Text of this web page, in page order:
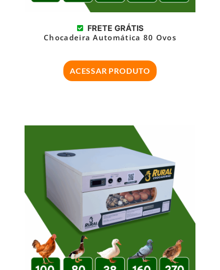
FRETE GRÁTIS
Chocadeira Automática 80 Ovos
ACESSAR PRODUTO